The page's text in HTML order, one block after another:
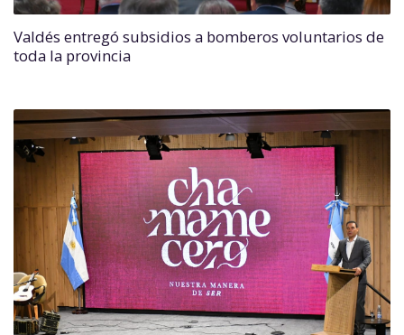
Valdés entregó subsidios a bomberos voluntarios de
toda la provincia